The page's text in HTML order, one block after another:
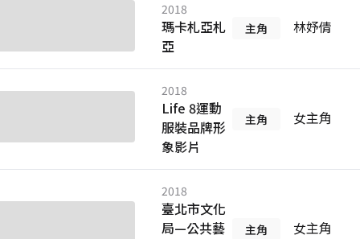
2018
瑪卡札亞札
亞
主角 林妤倩
2018
Life 8運動
服裝品牌形
象影片
主角 女主角
2018
臺北市文化
局—公共藝
主角 女主角